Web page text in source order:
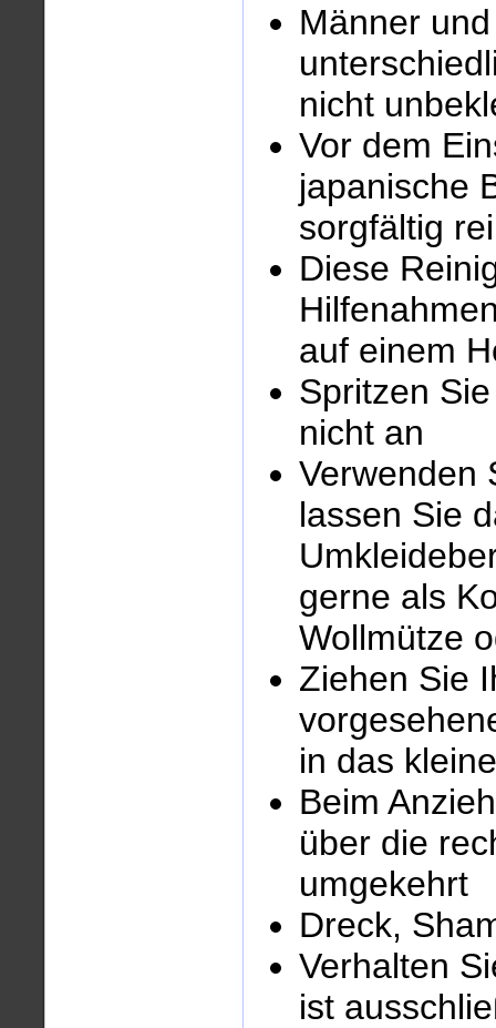
Männer
nicht
Vor dem
japanische
sorgfältig
Diese
auf einem
Spritzen
nicht an
Verwenden
lassen Sie
gerne als
Wollmütze
Ziehen Sie
in das
Beim
über die
umgekehrt
Dreck,
Verhalten
ist